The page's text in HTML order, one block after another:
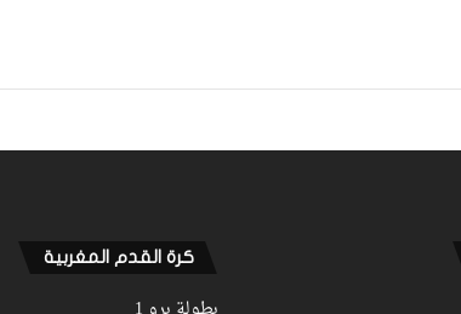
لقجع يهنئ مكونات أولمبيك آسفي
كرة القدم المغربية